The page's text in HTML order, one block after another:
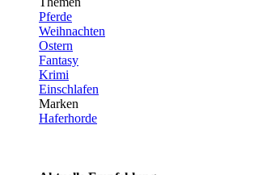
Pferde
Weihnachten
Ostern
Fantasy
Krimi
Einschlafen
Marken
Haferhorde